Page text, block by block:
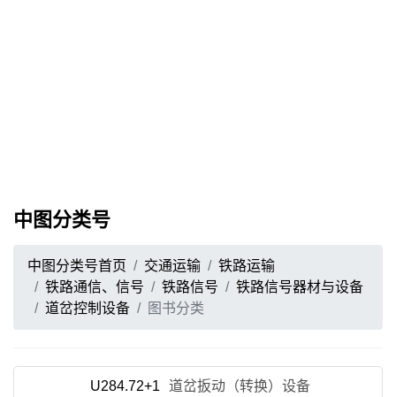
中图分类号
中图分类号首页 交通运输
铁路运输
铁路通信、信号
铁路信号
铁路信号器材与设备
道岔控制设备
图书分类
U284.72+1 道岔扳动（转换）设备